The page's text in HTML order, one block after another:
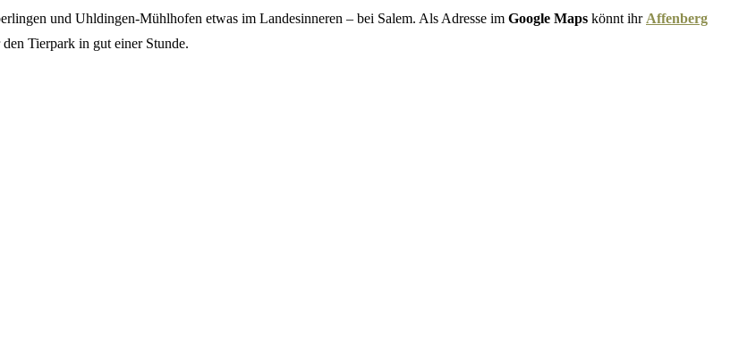
und Uhldingen-Mühlhofen etwas im Landesinneren – bei Salem. Als Adresse im Google Maps könnt ihr Affenberg
Tierpark in gut einer Stunde.